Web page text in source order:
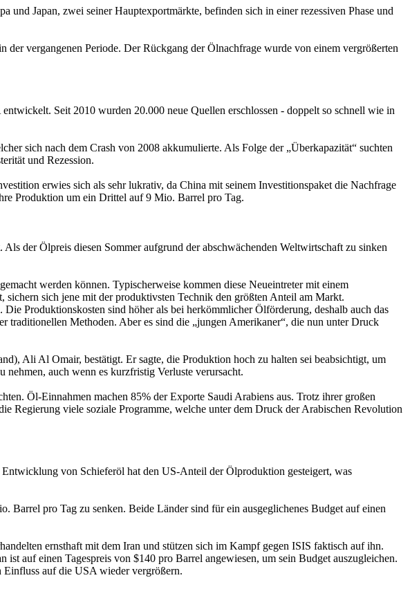
Japan, zwei seiner Hauptexportmärkte, befinden sich in einer rezessiven Phase und
vergangenen Periode. Der Rückgang der Ölnachfrage wurde von einem vergrößerten
Seit 2010 wurden 20.000 neue Quellen erschlossen - doppelt so schnell wie in
sich nach dem Crash von 2008 akkumulierte. Als Folge der „Überkapazität“ suchten
und Rezession.
erwies sich als sehr lukrativ, da China mit seinem Investitionspaket die Nachfrage
Produktion um ein Drittel auf 9 Mio. Barrel pro Tag.
der Ölpreis diesen Sommer aufgrund der abschwächenden Weltwirtschaft zu sinken
werden können. Typischerweise kommen diese Neueintreter mit einem
sich jene mit der produktivsten Technik den größten Anteil am Markt.
Produktionskosten sind höher als bei herkömmlicher Ölförderung, deshalb auch das
traditionellen Methoden. Aber es sind die „jungen Amerikaner“, die nun unter Druck
Ali Al Omair, bestätigt. Er sagte, die Produktion hoch zu halten sei beabsichtigt, um
auch wenn es kurzfristig Verluste verursacht.
Öl-Einnahmen machen 85% der Exporte Saudi Arabiens aus. Trotz ihrer großen
Regierung viele soziale Programme, welche unter dem Druck der Arabischen Revolution
von Schieferöl hat den US-Anteil der Ölproduktion gesteigert, was
Barrel pro Tag zu senken. Beide Länder sind für ein ausgeglichenes Budget auf einen
ernsthaft mit dem Iran und stützen sich im Kampf gegen ISIS faktisch auf ihn.
auf einen Tagespreis von $140 pro Barrel angewiesen, um sein Budget auszugleichen.
Einfluss auf die USA wieder vergrößern.